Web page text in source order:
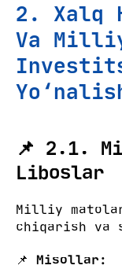
2. Xalq
Va
📌 2.1.
Liboslar
Milliy
chiqarish va
📌 Misollar: